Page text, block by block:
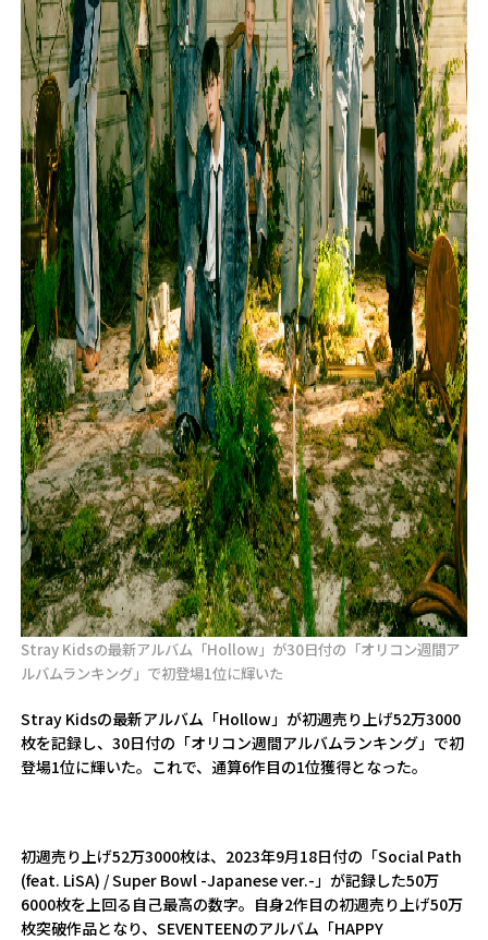
Stray Kidsの最新アルバム「Hollow」が30日付の「オリコン週間ア
ルバムランキング」で初登場1位に輝いた
Stray Kidsの最新アルバム「Hollow」が初週売り上げ52万3000
枚を記録し、30日付の「オリコン週間アルバムランキング」で初
登場1位に輝いた。これで、通算6作目の1位獲得となった。
初週売り上げ52万3000枚は、2023年9月18日付の「Social Path
(feat. LiSA) / Super Bowl -Japanese ver.-」が記録した50万
6000枚を上回る自己最高の数字。自身2作目の初週売り上げ50万
枚突破作品となり、SEVENTEENのアルバム「HAPPY